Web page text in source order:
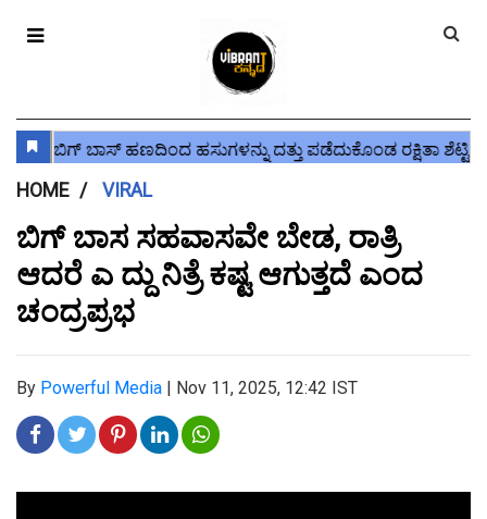
HOME VIRAL
ಬಿಗ್ ಬಾಸ ಸಹವಾಸವೇ ಬೇಡ, ರಾತ್ರಿ
ಆದರೆ ಎ ದ್ದು ನಿತ್ರೆ ಕಷ್ಟ ಆಗುತ್ತದೆ ಎಂದ
ಚಂದ್ರಪ್ರಭ
By Powerful Media | Nov 11, 2025, 12:42 IST